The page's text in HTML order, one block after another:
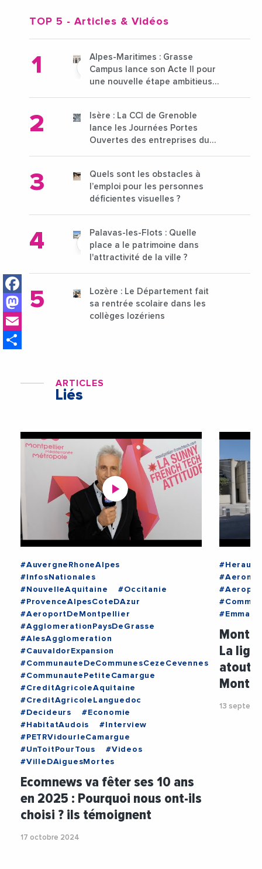
Facebook
Mastodon
TOP 5 - Articles & Vidéos
Alpes-Maritimes : Grasse
Campus lance son Acte II pour
une nouvelle étape ambitieuse
Isère : La CCI de Grenoble
lance les Journées Portes
Ouvertes des entreprises du
Quels sont les obstacles à
l’emploi pour les personnes
déficientes visuelles ?
Palavas-les-Flots : Quelle
place a le patrimoine dans
l'attractivité de la ville ?
Lozère : Le Département fait
sa rentrée scolaire dans les
collèges lozériens
ARTICLES
Liés
#AuvergneRhoneAlpes
#InfosNationales
#NouvelleAquitaine
#Occitanie
#ProvenceAlpesCoteDAzur
#AeroportDeMontpellier
#AgglomerationPaysDeGrasse
#AlesAgglomeration
#CauvaldorExpansion
#CommunauteDeCommunesCezeCevennes
#CommunautePetiteCamargue
#CreditAgricoleAquitaine
#CreditAgricoleLanguedoc
#Decideurs
#Economie
#HabitatAudois
#Interview
#PETRVidourleCamargue
#UnToitPourTous
#Videos
#VilleDAiguesMortes
Ecomnews va fêter ses 10 ans
en 2025 : Pourquoi nous ont-ils
choisi ? ils témoignent
17 octobre 2024
#Herault
La
atout
13